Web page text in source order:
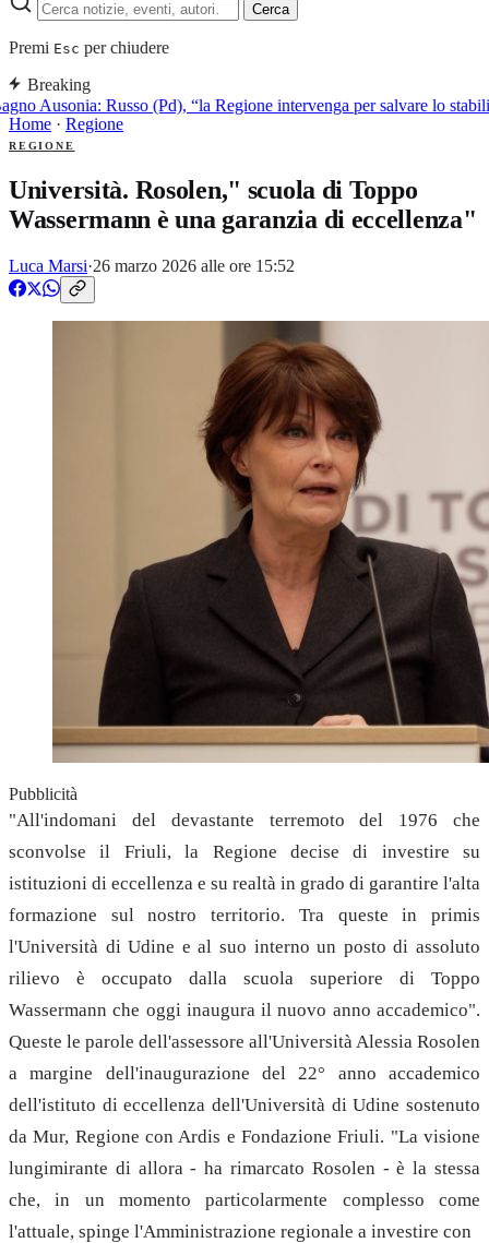
Cerca
Premi Esc per chiudere
Breaking
Ausonia: Russo (Pd), “la Regione intervenga per salvare lo
Home · Regione
REGIONE
Università. Rosolen," scuola di Toppo
Wassermann è una garanzia di eccellenza"
Luca Marsi·26 marzo 2026 alle ore 15:52
Pubblicità
"All'indomani del devastante terremoto del 1976 che
sconvolse il Friuli, la Regione decise di investire su
istituzioni di eccellenza e su realtà in grado di garantire l'alta
formazione sul nostro territorio. Tra queste in primis
l'Università di Udine e al suo interno un posto di assoluto
rilievo è occupato dalla scuola superiore di Toppo
Wassermann che oggi inaugura il nuovo anno accademico".
Queste le parole dell'assessore all'Università Alessia Rosolen
a margine dell'inaugurazione del 22° anno accademico
dell'istituto di eccellenza dell'Università di Udine sostenuto
da Mur, Regione con Ardis e Fondazione Friuli. "La visione
lungimirante di allora - ha rimarcato Rosolen - è la stessa
che, in un momento particolarmente complesso come
l'attuale, spinge l'Amministrazione regionale a investire con